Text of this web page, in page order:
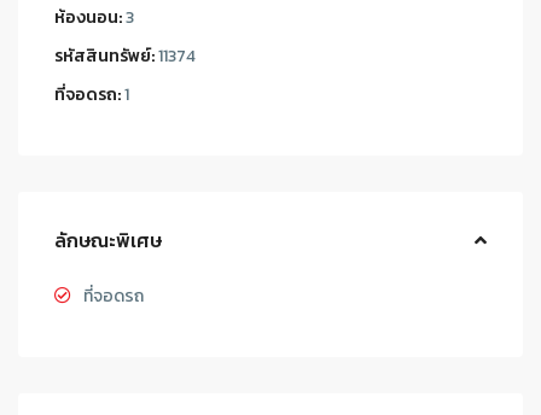
ห้องนอน:3
รหัสสินทรัพย์:11374
ที่จอดรถ:1
ลักษณะพิเศษ
ที่จอดรถ